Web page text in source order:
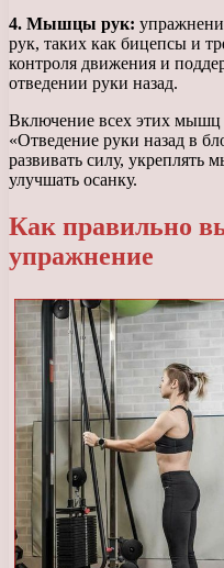
4. Мышцы рук:
рук, таких как бицепсы и
контроля движения и
отведении руки назад.
Включение всех этих
«Отведение руки назад в
развивать силу, укреплять
улучшать осанку.
Как правильно
упражнение